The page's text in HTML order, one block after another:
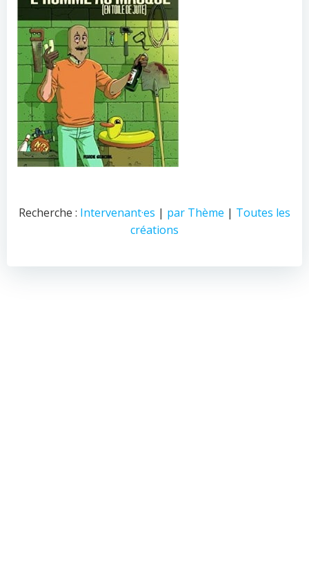
Recherche : Intervenant·es | par Thème | Toutes les
créations